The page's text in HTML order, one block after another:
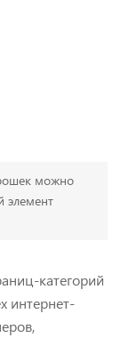
можно
элемент
категорий
интернет-